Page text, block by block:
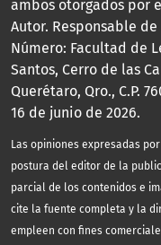
ambos otorgados por
Autor. Responsable
Número: Facultad de
Santos, Cerro de las
Querétaro, Qro., C.P.
16 de junio de 2026.
Las opiniones expresadas
postura del editor de la
parcial de los contenidos e
cite la fuente completa y la
empleen con fines